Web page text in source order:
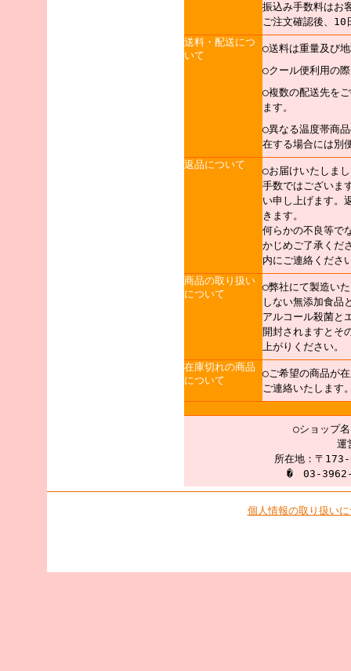
振込み手数料はお
ご注文確認後、10
送料・配送につ
いて
○送料は重量及び
○クール便利用の
○複数の配送先を
ます。
○異なる温度帯商
在する場合には別
返品について
○お届けいたしま
手数ではございま
い申し上げます。
きます。
何らかの不良等で
かじめご了承くだ
内にご連絡くださ
商品の取り扱い
について
○弊社にて製造い
しない無添加食品
アルコール殺菌と
開封されますとそ
上がりください。
在庫切れの商品
について
○ご希望の商品が
ご連絡いたします
○ショップ
運
所在地：〒
� 03-
個人情報の取り扱い